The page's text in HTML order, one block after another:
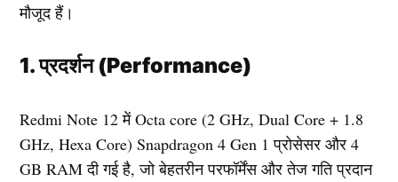
मौजूद हैं।
1. प्रदर्शन (Performance)
Redmi Note 12 में Octa core (2 GHz, Dual Core + 1.8
GHz, Hexa Core) Snapdragon 4 Gen 1 प्रोसेसर और 4
GB RAM दी गई है, जो बेहतरीन परफॉर्मेंस और तेज गति प्रदान